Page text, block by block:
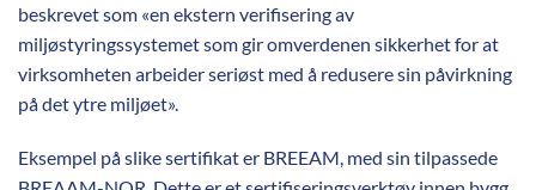
beskrevet som «en ekstern verifisering av
miljøstyringssystemet som gir omverdenen sikkerhet for at
virksomheten arbeider seriøst med å redusere sin påvirkning
på det ytre miljøet».
Eksempel på slike sertifikat er BREEAM, med sin tilpassede